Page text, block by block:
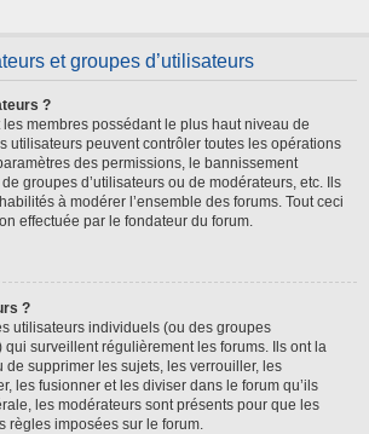
et groupes d’utilisateurs
?
membres possédant le plus haut niveau de
utilisateurs peuvent contrôler toutes les opérations
des permissions, le bannissement
groupes d’utilisateurs ou de modérateurs, etc. Ils
à modérer l’ensemble des forums. Tout ceci
effectuée par le fondateur du forum.
?
utilisateurs individuels (ou des groupes
qui surveillent régulièrement les forums. Ils ont la
supprimer les sujets, les verrouiller, les
les fusionner et les diviser dans le forum qu’ils
les modérateurs sont présents pour que les
règles imposées sur le forum.